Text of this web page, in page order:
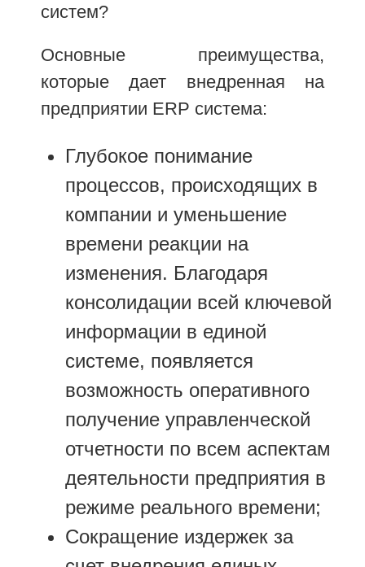
систем?
Основные преимущества,
которые дает внедренная на
предприятии ERP система:
Глубокое понимание
процессов, происходящих в
компании и уменьшение
времени реакции на
изменения. Благодаря
консолидации всей ключевой
информации в единой
системе, появляется
возможность оперативного
получение управленческой
отчетности по всем аспектам
деятельности предприятия в
режиме реального времени;
Сокращение издержек за